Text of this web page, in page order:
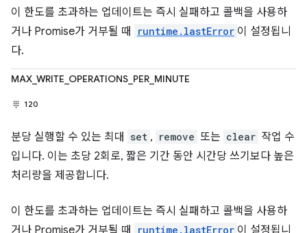
이 한도를 초과하는 업데이트는 즉시 실패하고 콜백을 사용하
거나 Promise가 거부될 때
runtime.lastError 이 설정됩니
다.
MAX_WRITE_OPERATIONS_PER_MINUTE
120
분당 실행할 수 있는 최대 set , remove 또는 clear 작업 수
입니다. 이는 초당 2회로, 짧은 기간 동안 시간당 쓰기보다 높은
처리량을 제공합니다.
이 한도를 초과하는 업데이트는 즉시 실패하고 콜백을 사용하
거나 Promise가 거부될 때
runtime.lastError 이 설정됩니